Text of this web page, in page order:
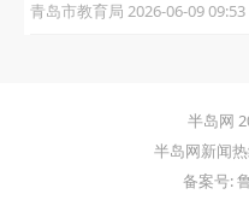
青岛市教育局 2026-06-09 09:53
半岛网
半岛网新闻
备案号: